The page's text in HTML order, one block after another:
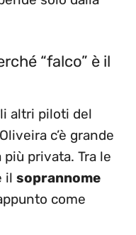
“falco” è il
altri piloti del
c’è grande
privata. Tra le
il soprannome
come